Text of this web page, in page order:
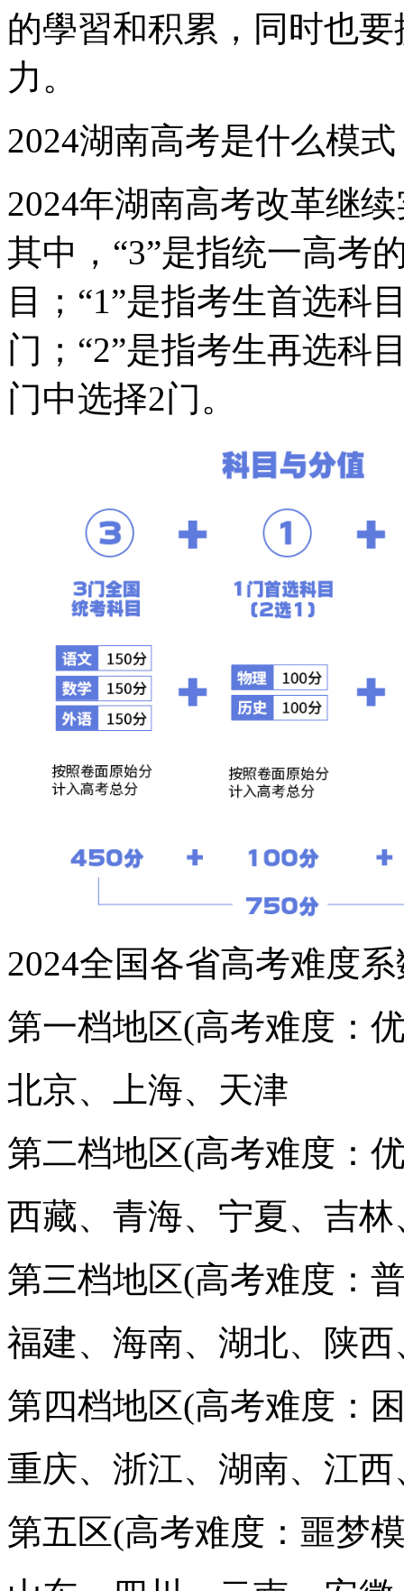
的學習和积累，同时也
力。
2024湖南高考是什么模式
2024年湖南高考改革继
其中，“3”是指统一高考
目；“1”是指考生首选科
门；“2”是指考生再选科
门中选择2门。
2024全国各省高考难度
第一档地区(高考难度：
北京、上海、天津
第二档地区(高考难度：
西藏、青海、宁夏、吉林
第三档地区(高考难度：
福建、海南、湖北、陕
第四档地区(高考难度：
重庆、浙江、湖南、江
第五区(高考难度：噩梦